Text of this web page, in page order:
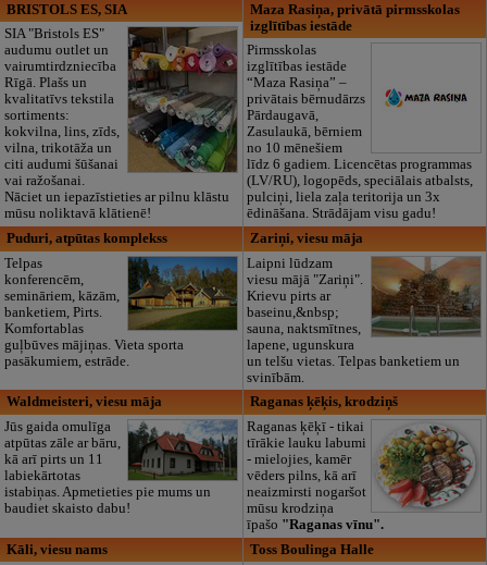
BRISTOLS ES, SIA
SIA "Bristols ES"
audumu outlet un
vairumtirdzniecība
Rīgā. Plašs un
kvalitatīvs tekstila
sortiments:
kokvilna, lins, zīds,
vilna, trikotāža un
citi audumi šūšanai
vai ražošanai.
Nāciet un iepazīstieties ar pilnu klāstu
mūsu noliktavā klātienē!
Maza Rasiņa, privātā pirmsskolas
izglītības iestāde
Pirmsskolas
izglītības iestāde
“Maza Rasiņa” –
privātais bērnudārzs
Pārdaugavā,
Zasulaukā, bērniem
no 10 mēnešiem
līdz 6 gadiem. Licencētas programmas
(LV/RU), logopēds, speciālais atbalsts,
pulciņi, liela zaļa teritorija un 3x
ēdināšana. Strādājam visu gadu!
Puduri, atpūtas komplekss
Telpas
konferencēm,
semināriem, kāzām,
banketiem, Pirts.
Komfortablas
guļbūves mājiņas. Vieta sporta
pasākumiem, estrāde.
Zariņi, viesu māja
Laipni lūdzam
viesu mājā "Zariņi".
Krievu pirts ar
baseinu,&nbsp;
sauna, naktsmītnes,
lapene, ugunskura
un telšu vietas. Telpas banketiem un
svinībām.
Waldmeisteri, viesu māja
Jūs gaida omulīga
atpūtas zāle ar bāru,
kā arī pirts un 11
labiekārtotas
istabiņas. Apmetieties pie mums un
baudiet skaisto dabu!
Raganas ķēķis, krodziņš
Raganas ķēķī - tikai
tīrākie lauku labumi
- mielojies, kamēr
vēders pilns, kā arī
neaizmirsti nogaršot
mūsu krodziņa
īpašo "Raganas vīnu".
Kāli, viesu nams
Toss Boulinga Halle